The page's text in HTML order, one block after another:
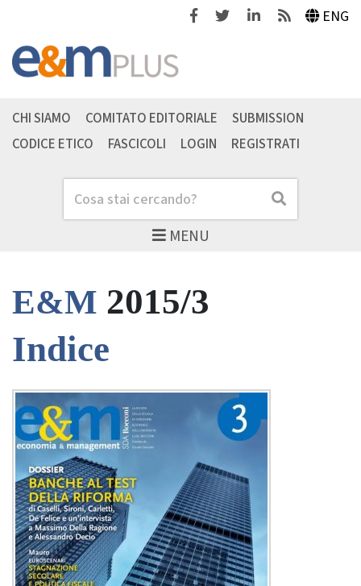
FacebookTwitterLinkedinFeeds ENG
MENU
Cerca Cerca
CHI SIAMO COMITATO EDITORIALE
SUBMISSION
CODICE ETICO
FASCICOLI LOGIN REGISTRATI
E&M 2015/3
Indice